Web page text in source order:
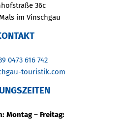
36c
im Vinschgau
0473 616 742
touristik.com
Montag – Freitag: